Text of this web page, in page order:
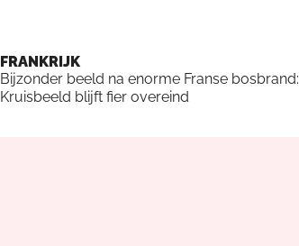
FRANKRIJK
Bijzonder beeld na enorme Franse bosbrand:
Kruisbeeld blijft fier overeind